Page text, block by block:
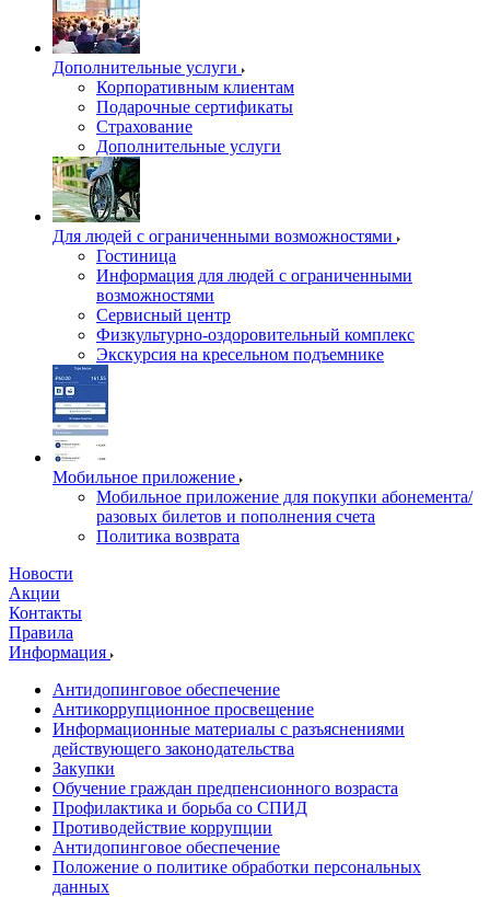
Дополнительные услуги
Корпоративным клиентам
Подарочные сертификаты
Страхование
Дополнительные услуги
Для людей с ограниченными возможностями
Гостиница
Информация для людей с ограниченными
возможностями
Сервисный центр
Физкультурно-оздоровительный комплекс
Экскурсия на кресельном подъемнике
Мобильное приложение
Мобильное приложение для покупки абонемента/
разовых билетов и пополнения счета
Политика возврата
Новости
Акции
Контакты
Правила
Информация
Антидопинговое обеспечение
Антикоррупционное просвещение
Информационные материалы с разъяснениями
действующего законодательства
Закупки
Обучение граждан предпенсионного возраста
Профилактика и борьба со СПИД
Противодействие коррупции
Антидопинговое обеспечение
Положение о политике обработки персональных
данных